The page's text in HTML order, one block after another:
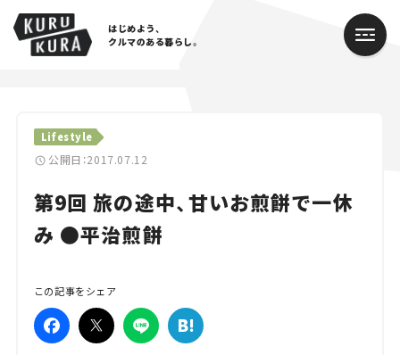
はじめよう、
クルマのある暮らし。
Lifestyle
公開日：2017.07.12
第9回 旅の途中、甘いお煎餅で一休
み ●平治煎餅
この記事をシェア
Cars
Lifestyle
Traffic
Special
Series